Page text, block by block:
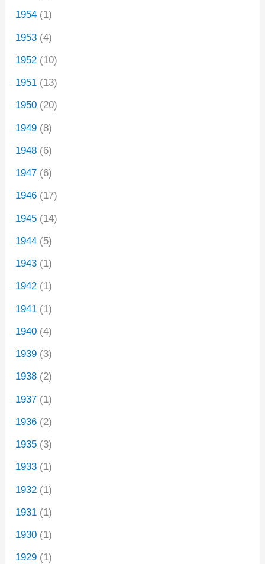
1954 (1)
1953 (4)
1952 (10)
1951 (13)
1950 (20)
1949 (8)
1948 (6)
1947 (6)
1946 (17)
1945 (14)
1944 (5)
1943 (1)
1942 (1)
1941 (1)
1940 (4)
1939 (3)
1938 (2)
1937 (1)
1936 (2)
1935 (3)
1933 (1)
1932 (1)
1931 (1)
1930 (1)
1929 (1)